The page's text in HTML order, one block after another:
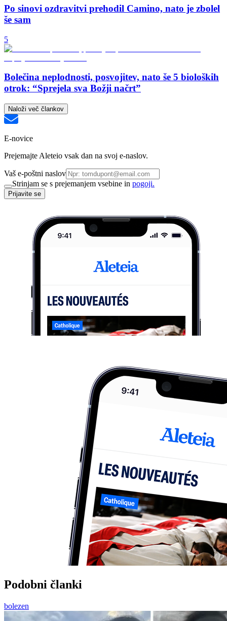
Po sinovi ozdravitvi prehodil Camino, nato je zbolel
še sam
5
Bolečina neplodnosti, posvojitev, nato še 5 bioloških
otrok: “Sprejela sva Božji načrt”
Naloži več člankov
E-novice
Prejemajte Aleteio vsak dan na svoj e-naslov.
Vaš e-poštni naslov
Strinjam se s prejemanjem vsebine in pogoji.
Prijavite se
Podobni članki
bolezen